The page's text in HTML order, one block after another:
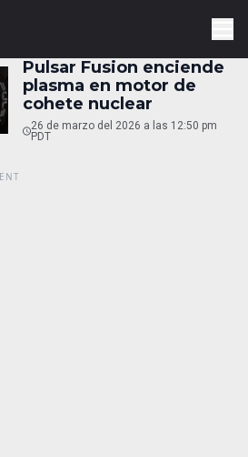
Pulsar Fusion enciende
plasma en motor de
cohete nuclear
26 de marzo del 2026 a las 12:50 pm
PDT